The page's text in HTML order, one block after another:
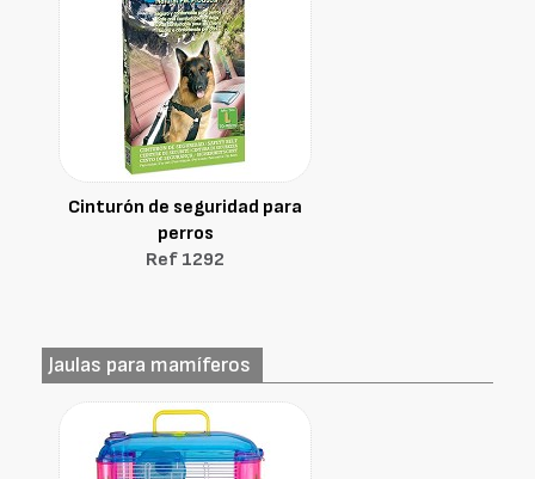
Cinturón de seguridad para
perros
Ref 1292
Jaulas para mamíferos